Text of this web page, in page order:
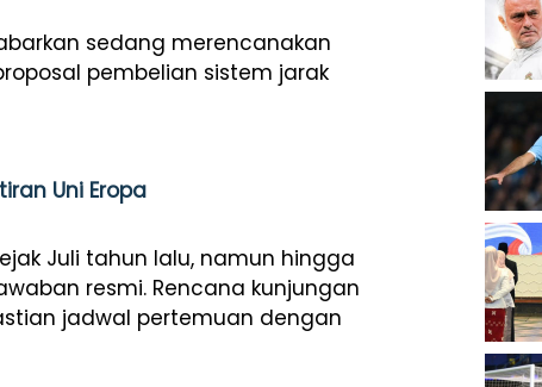
sedang merencanakan
pembelian sistem jarak
Uni Eropa
Juli tahun lalu, namun hingga
resmi. Rencana kunjungan
jadwal pertemuan dengan